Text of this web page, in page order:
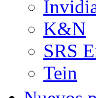
K&N
SRS
Tein